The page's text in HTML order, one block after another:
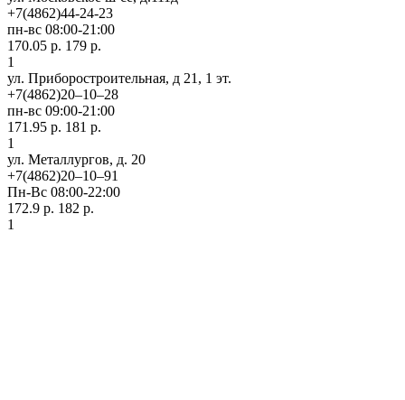
+7(4862)44-24-23
пн-вс 08:00-21:00
170.05 р. 179 р.
1
ул. Приборостроительная, д 21, 1 эт.
+7(4862)20‒10‒28
пн-вс 09:00-21:00
171.95 р. 181 р.
1
ул. ​Металлургов, д. 20
+7(4862)20‒10‒91
Пн-Вс 08:00-22:00
172.9 р. 182 р.
1